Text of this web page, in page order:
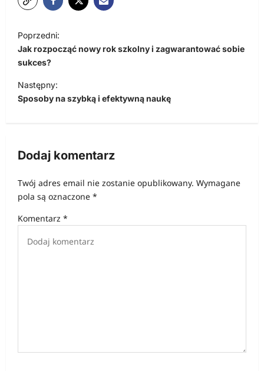
N
a
w
i
g
j
w
i
Poprzedni:
Jak rozpocząć nowy rok szkolny i zagwarantować sobie
sukces?
Następny:
Sposoby na szybką i efektywną naukę
Dodaj komentarz
Twój adres email nie zostanie opublikowany. Wymagane
pola są oznaczone *
Komentarz *